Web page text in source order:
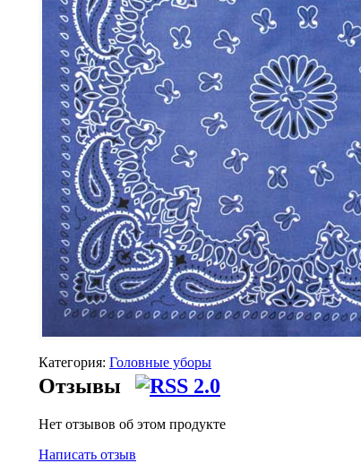
Категория: Головные уборы
Отзывы
Нет отзывов об этом продукте
Написать отзыв